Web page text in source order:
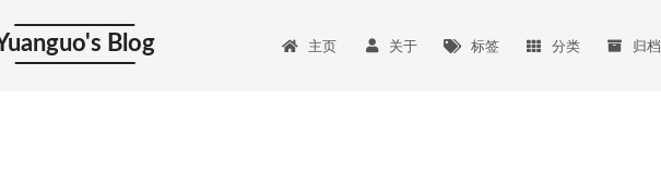
Blog 主页 关于 标签 分类 归档